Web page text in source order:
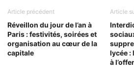
Article précédent
Réveillon du jour de l’an à
Paris : festivités, soirées et
organisation au cœur de la
capitale
Article
lycée :
à